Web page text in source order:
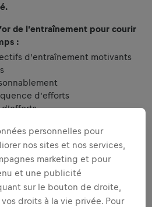
de l’entraînement pour courir
:
d’entraînement motivants
d’efforts
les faits, un plan
confirmés (ceux qui visent
à ça :
personnelles pour
nos sites et nos services,
marketing et pour
et une publicité
sur le bouton de droite,
droits à la vie privée. Pour